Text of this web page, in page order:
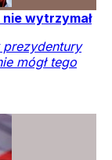
wytrzymał
mógł tego